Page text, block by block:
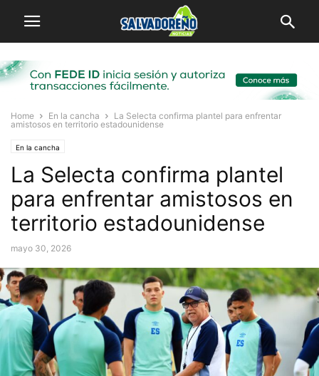
Home En la cancha
La Selecta confirma plantel para enfrentar
amistosos en territorio estadounidense
En la cancha
La Selecta confirma plantel
para enfrentar amistosos en
territorio estadounidense
mayo 30, 2026